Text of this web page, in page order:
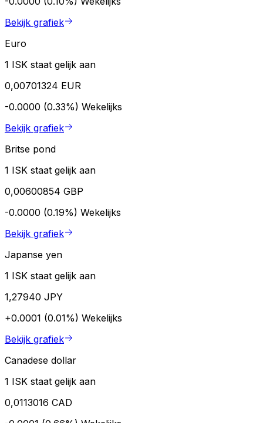
Bekijk grafiek
Euro
1 ISK staat gelijk aan
0,00701324 EUR
-0.0000 (0.33%) Wekelijks
Bekijk grafiek
Britse pond
1 ISK staat gelijk aan
0,00600854 GBP
-0.0000 (0.19%) Wekelijks
Bekijk grafiek
Japanse yen
1 ISK staat gelijk aan
1,27940 JPY
+0.0001 (0.01%) Wekelijks
Bekijk grafiek
Canadese dollar
1 ISK staat gelijk aan
0,0113016 CAD